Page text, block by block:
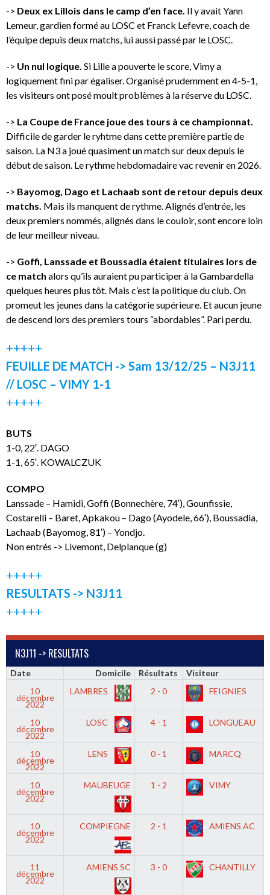
-> Deux ex Lillois dans le camp d’en face. Il y avait Yann
Lemeur, gardien formé au LOSC et Franck Lefevre, coach de
l’équipe depuis deux matchs, lui aussi passé par le LOSC.
-> Un nul logique. Si Lille a pouverte le score, Vimy a
logiquement fini par égaliser. Organisé prudemment en 4-5-1,
les visiteurs ont posé moult problèmes à la réserve du LOSC.
-> La Coupe de France joue des tours à ce championnat.
Difficile de garder le ryhtme dans cette première partie de
saison. La N3 a joué quasiment un match sur deux depuis le
début de saison. Le rythme hebdomadaire vac revenir en 2026.
-> Bayomog, Dago et Lachaab sont de retour depuis deux
matchs. Mais ils manquent de rythme. Alignés d’entrée, les
deux premiers nommés, alignés dans le couloir, sont encore loin
de leur meilleur niveau.
-> Goffi, Lanssade et Boussadia étaient titulaires lors de
ce match alors qu’ils auraient pu participer à la Gambardella
quelques heures plus tôt. Mais c’est la politique du club. On
promeut les jeunes dans la catégorie supérieure. Et aucun jeune
de descend lors des premiers tours “abordables”. Pari perdu.
+++++
FEUILLE DE MATCH -> Sam 13/12/25 – N3J11
// LOSC – VIMY 1-1
+++++
BUTS
1-0, 22′. DAGO
1-1, 65′. KOWALCZUK
COMPO
Lanssade – Hamidi, Goffi (Bonnechère, 74′), Gounfissie,
Costarelli – Baret, Apkakou – Dago (Ayodele, 66′), Boussadia,
Lachaab (Bayomog, 81′) – Yondjo.
Non entrés -> Livemont, Delplanque (g)
+++++
RESULTATS -> N3J11
+++++
N3J11 -> RESULTATS
Date Domicile Résultats
Visiteur
10
décembre
2022
LAMBRES 2 - 0 FEIGNIES
10
décembre
2022
LOSC 4 - 1 LONGUEAU
10
décembre
2022
LENS 0 - 1 MARCQ
10
décembre
2022
MAUBEUGE 1 - 2 VIMY
10
décembre
2022
COMPIEGNE 2 - 1 AMIENS AC
11
décembre
2022
AMIENS SC 3 - 0 CHANTILLY